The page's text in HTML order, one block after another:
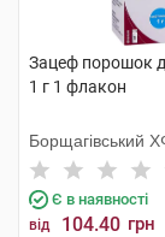
Зацеф порошок
1 г 1 флакон
Борщагівський
Є в наявності
від 104.40 грн